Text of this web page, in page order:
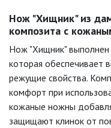
Нож "Хищник" из
композита с
Нож "Хищник" выполнен
которая обеспечивает
режущие свойства.
комфорт при
кожаные ножны
защищают клинок от